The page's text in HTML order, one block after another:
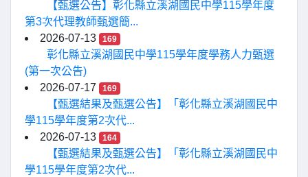
【甄選公告】彰化縣立溪湖國民中學115學年度
第3次代理教師甄選簡...
2026-07-13
169
彰化縣立溪湖國民中學115學年度學務人力甄選
(第一次公告)
2026-07-17
169
【甄選結果及甄選公告】「彰化縣立溪湖國民中
學115學年度第2次代...
2026-07-13
164
【甄選結果及甄選公告】「彰化縣立溪湖國民中
學115學年度第2次代...